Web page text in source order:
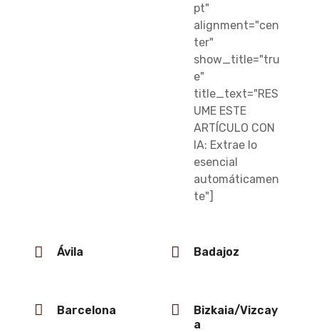
pt"
alignment="cen
ter"
show_title="tru
e"
title_text="RES
UME ESTE
ARTÍCULO CON
IA: Extrae lo
esencial
automáticamen
te"]
Ávila Badajoz
Barcelona
Bizkaia/Vizcay
a